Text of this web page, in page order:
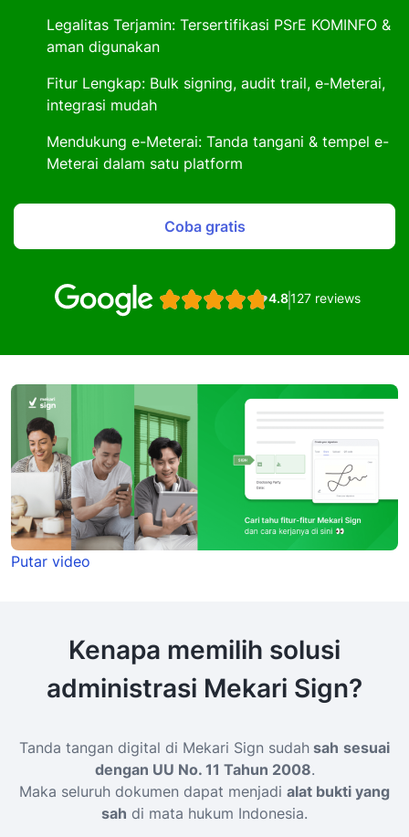
Legalitas Terjamin: Tersertifikasi PSrE KOMINFO &
aman digunakan
Fitur Lengkap: Bulk signing, audit trail, e-Meterai,
integrasi mudah
Mendukung e-Meterai: Tanda tangani & tempel e-
Meterai dalam satu platform
Coba gratis
4.8127 reviews
Putar video
Kenapa memilih solusi
administrasi Mekari Sign?
Tanda tangan digital di Mekari Sign sudah sah sesuai
dengan UU No. 11 Tahun 2008.
Maka seluruh dokumen dapat menjadi alat bukti yang
sah di mata hukum Indonesia.